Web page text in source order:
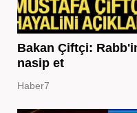
Bakan Çiftçi:
nasip et
Haber7